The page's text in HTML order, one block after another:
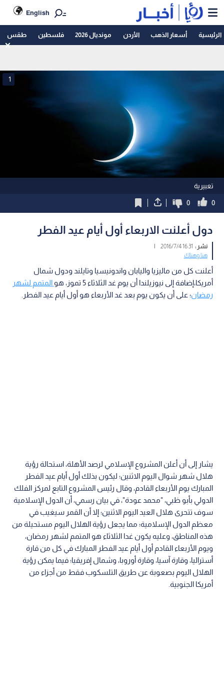
English
الرئيسية أسعار الذهب الأردن مونديال 2026 فلسطين طقس
تعبيرية
1
0
0
دول أعلنت الاربعاء أول أيام عيد الفطر
نشر : 16:31 2016/7/4
|
هنا وهناك
أعلنت كل من ماليزيا واليابان واندونيسيا وتايلند ودول شمال
أمريكا،إضافة إلى نيوزيلندا أن يوم غد الثلاثاء 5 تموز، هو
المتمم لشهر
رمضان؛ على أن يكون يوم بعد غد الأربعاء هو أول أيام عيد الفطر.
يشار إلى أن أعلن المشروع الإسلامي لرصد الأهلة، استحالة رؤية
هلال شهر شوال اليوم الاثنين؛ ليكون بذلك أول أيام عيد الفطر
المبارك يوم الأربعاء القادم، وقال رئيس المشروع التابع لمركز الفلك
الدولي بأبو ظبي، "محمد عودة"، في بيان رسمي، أن الدول الإسلامية
سوف تتحرى هلال العيد اليوم الاثنين؛ إلا أن القمر سيغيب في
معظم الدول الإسلامية؛ مما يجعل رؤية الهلال اليوم مستحيلة من
هذه المناطق، وعليه يكون غدا الثلاثاء هو المتمم لشهر رمضان،
ويوم الأربعاء القادم أول أيام عيد الفطر المبارك في كل من قارة
أستراليا، وقارة آسيا، وقارة أوروبا، وشمال إفريقيا؛ فيما يمكن رؤية
الهلال اليوم بصعوبة عن طريق التلسكوب فقط من أجزاء من
أمريكا الجنوبية.